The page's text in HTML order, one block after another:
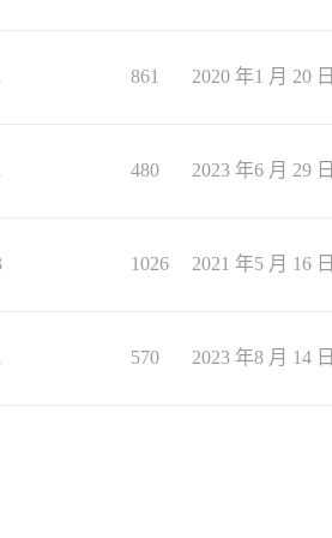
861 2020 年1 月 20 日
480 2023 年6 月 29 日
1026 2021 年5 月 16 日
570 2023 年8 月 14 日